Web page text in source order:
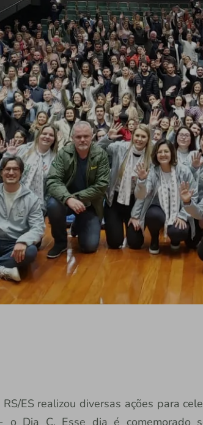
ES realizou diversas ações para
o Dia C. Esse dia é comemorado